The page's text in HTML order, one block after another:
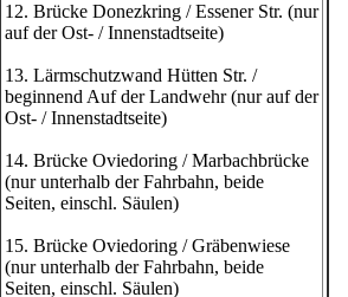
12. Brücke Donezkring / Essener Str. (nur
auf der Ost- / Innenstadtseite)
13. Lärmschutzwand Hütten Str. /
beginnend Auf der Landwehr (nur auf der
Ost- / Innenstadtseite)
14. Brücke Oviedoring / Marbachbrücke
(nur unterhalb der Fahrbahn, beide
Seiten, einschl. Säulen)
15. Brücke Oviedoring / Gräbenwiese
(nur unterhalb der Fahrbahn, beide
Seiten, einschl. Säulen)